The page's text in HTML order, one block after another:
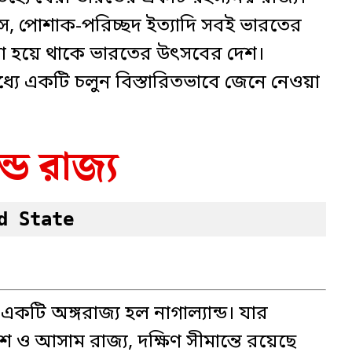
পোশাক-পরিচ্ছদ ইত্যাদি সবই ভারতের
হয়ে থাকে ভারতের উৎসবের দেশ।
একটি চলুন বিস্তারিতভাবে জেনে নেওয়া
রাজ্য
State
অঙ্গরাজ্য হল নাগাল্যান্ড। যার
ও আসাম রাজ্য, দক্ষিণ সীমান্তে রয়েছে